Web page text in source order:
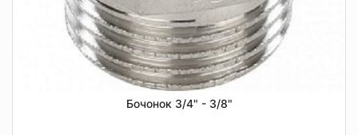
Бочонок 3/4" - 3/8"